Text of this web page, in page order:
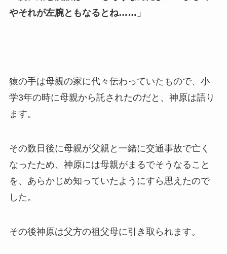
やそれが左腕ともなるとね…… 」
猿の手は母親の家に代々伝わっていたもので、小
学3年の時に母親から託されたのだと、神原は語り
ます。
その数日後に母親が父親と一緒に交通事故で亡く
なったため、神原には母親がまるでそうなること
を、あらかじめ知っていたようにすら思えたので
した。
その後神原は父方の祖父母に引き取られます。